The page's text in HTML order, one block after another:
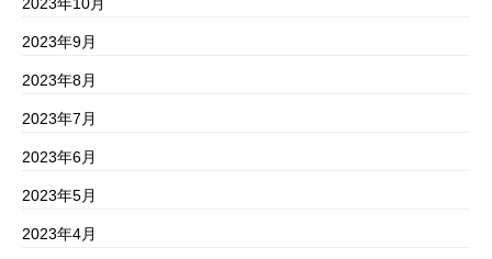
2023年10月
2023年9月
2023年8月
2023年7月
2023年6月
2023年5月
2023年4月